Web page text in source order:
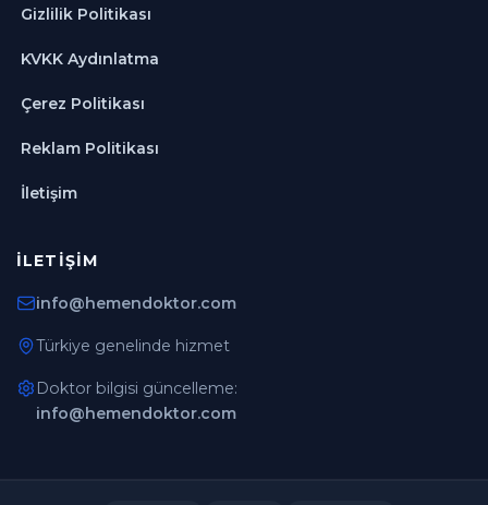
Gizlilik Politikası
KVKK Aydınlatma
Çerez Politikası
Reklam Politikası
İletişim
İLETIŞIM
info@hemendoktor.com
Türkiye genelinde hizmet
Doktor bilgisi güncelleme:
info@hemendoktor.com